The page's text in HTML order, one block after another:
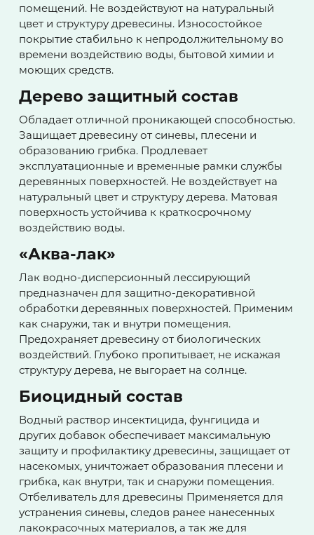
помещений. Не воздействуют на натуральный
цвет и структуру древесины. Износостойкое
покрытие стабильно к непродолжительному во
времени воздействию воды, бытовой химии и
моющих средств.
Дерево защитный состав
Обладает отличной проникающей способностью.
Защищает древесину от синевы, плесени и
образованию грибка. Продлевает
эксплуатационные и временные рамки службы
деревянных поверхностей. Не воздействует на
натуральный цвет и структуру дерева. Матовая
поверхность устойчива к краткосрочному
воздействию воды.
«Аква-лак»
Лак водно-дисперсионный лессирующий
предназначен для защитно-декоративной
обработки деревянных поверхностей. Применим
как снаружи, так и внутри помещения.
Предохраняет древесину от биологических
воздействий. Глубоко пропитывает, не искажая
структуру дерева, не выгорает на солнце.
Биоцидный состав
Водный раствор инсектицида, фунгицида и
других добавок обеспечивает максимальную
защиту и профилактику древесины, защищает от
насекомых, уничтожает образования плесени и
грибка, как внутри, так и снаружи помещения.
Отбеливатель для древесины Применяется для
устранения синевы, следов ранее нанесенных
лакокрасочных материалов, а так же для